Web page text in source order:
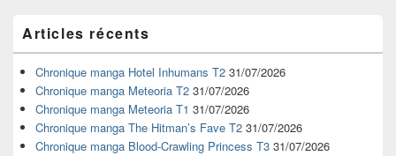
principale
de
widget
pour
barre
latérale
Articles récents
Chronique manga Hotel Inhumans T2 31/07/2026
Chronique manga Meteoria T2 31/07/2026
Chronique manga Meteoria T1 31/07/2026
Chronique manga The Hitman’s Fave T2 31/07/2026
Chronique manga Blood-Crawling Princess T3 31/07/2026